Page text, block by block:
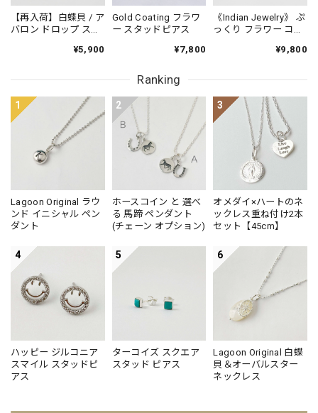
【再入荷】白蝶貝 / ア
バロン ドロップ スタ
アス プチピアス¥5,900
Gold Coating フラワ
ー スタッドピアス
¥7,800
《Indian Jewelry》 ぷ
っくり フラワー コン
¥9,800
Ranking
1
Lagoon Original ラウ
ンド イニシャル ペン
ダント
2
ホースコイン と 選べ
る 馬蹄 ペンダント
(チェーン オプション)
3
オメダイ×ハートのネ
ックレス重ね付け2本
セット【45cm】
4
ハッピー ジルコニア
スマイル スタッドピ
アス
5
ターコイズ スクエア
スタッド ピアス
6
Lagoon Original 白蝶
貝＆オーバルスター
ネックレス